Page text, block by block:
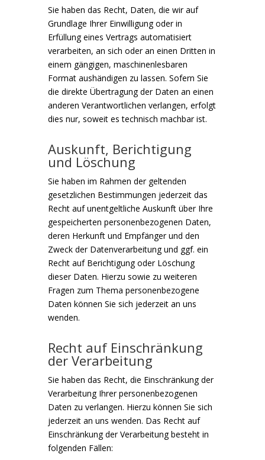
Sie haben das Recht, Daten, die wir auf
Grundlage Ihrer Einwilligung oder in
Erfüllung eines Vertrags automatisiert
verarbeiten, an sich oder an einen Dritten in
einem gängigen, maschinenlesbaren
Format aushändigen zu lassen. Sofern Sie
die direkte Übertragung der Daten an einen
anderen Verantwortlichen verlangen, erfolgt
dies nur, soweit es technisch machbar ist.
Auskunft, Berichtigung
und Löschung
Sie haben im Rahmen der geltenden
gesetzlichen Bestimmungen jederzeit das
Recht auf unentgeltliche Auskunft über Ihre
gespeicherten personenbezogenen Daten,
deren Herkunft und Empfänger und den
Zweck der Datenverarbeitung und ggf. ein
Recht auf Berichtigung oder Löschung
dieser Daten. Hierzu sowie zu weiteren
Fragen zum Thema personenbezogene
Daten können Sie sich jederzeit an uns
wenden.
Recht auf Einschränkung
der Verarbeitung
Sie haben das Recht, die Einschränkung der
Verarbeitung Ihrer personenbezogenen
Daten zu verlangen. Hierzu können Sie sich
jederzeit an uns wenden. Das Recht auf
Einschränkung der Verarbeitung besteht in
folgenden Fällen: